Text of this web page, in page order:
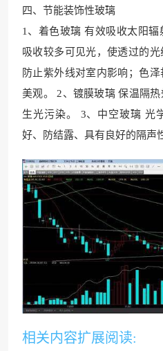
四、节能装饰性玻璃
1、着色玻璃 有效吸收太阳辐
吸收较多可见光，使透过的光
防止紫外线对室内影响；色
美观。 2、镀膜玻璃 保温隔
生光污染。 3、中空玻璃 光
好、防结露、具有良好的隔声
相关内容扩展阅读: